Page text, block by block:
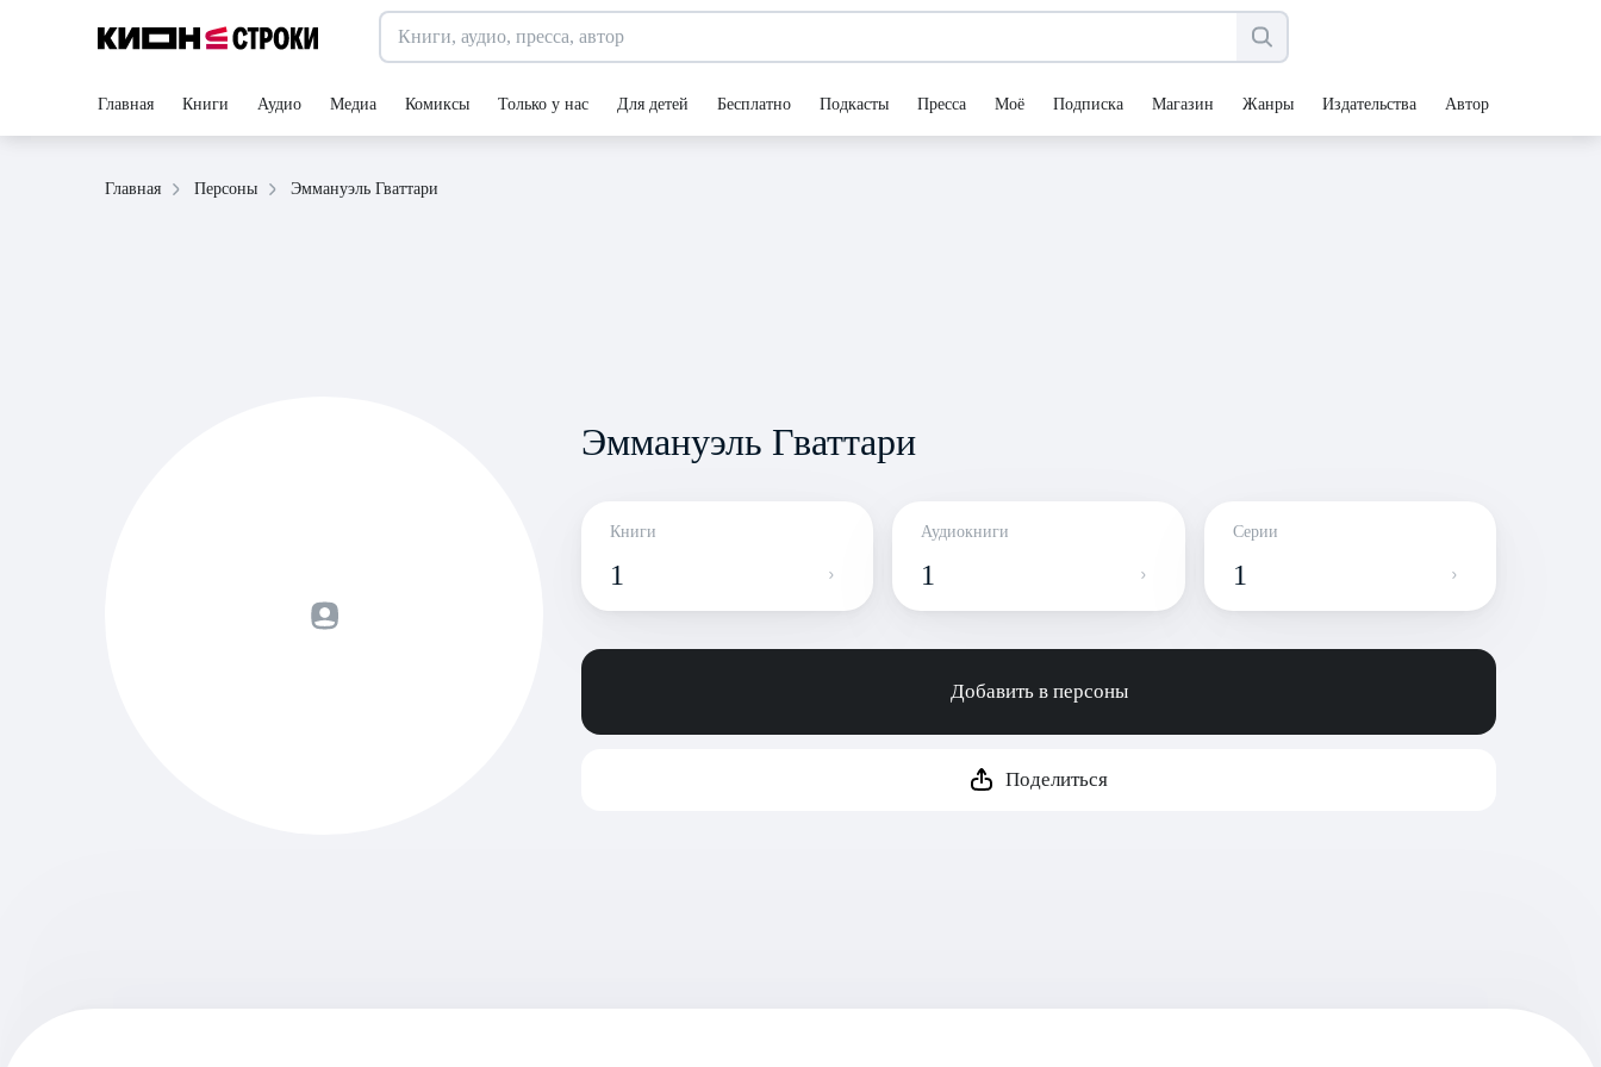
Главная Книги Аудио Медиа Комиксы Только у нас Для детей Бесплатно Подкасты Пресса Моё Подписка Магазин Жанры Издательства Авторы
Главная Персоны Эммануэль Гваттари
Эммануэль Гваттари
Книги
1
Аудиокниги
1
Серии
1
Добавить в персоны
Поделиться